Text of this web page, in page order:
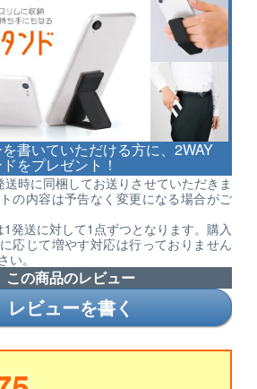
書いていただける方に、2WAY
をプレゼント！
時に同梱してお送りさせていただきま
の内容は予告なく変更になる場合がご
発送に対して1点ずつとなります。購入
応じて増やす対応は行っておりません
い。
この商品のレビュー
レビューを書く